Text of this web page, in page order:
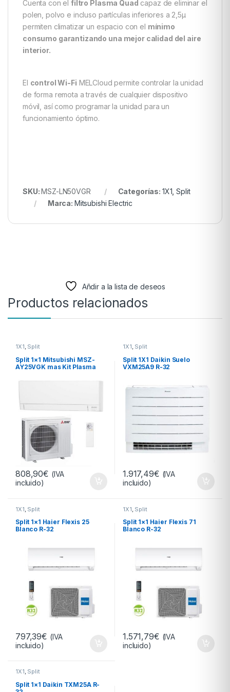
Cuenta con elfiltro Plasma Quad capaz de eliminar el
polen, polvo e incluso partículas inferiores a 2,5μ
permiten climatizar un espacio con el mínimo
consumo garantizando una mejor calidad del aire
interior.
El control Wi-Fi MELCloud permite controlar la unidad
de forma remota a través de cualquier dispositivo
móvil, así como programar la unidad para un
funcionamiento óptimo.
SKU: MSZ-LN50VGR Categorías: 1X1,Split
Marca: Mitsubishi Electric
Añdir a la lista de deseos
Productos relacionados
1X1, Split
Split 1×1 Mitsubishi MSZ-
AY25VGK mas Kit Plasma
808,90€ (IVA
incluido)
1X1, Split
Split 1X1 Daikin Suelo
VXM25A9 R-32
1.917,49€ (IVA
incluido)
1X1, Split
Split 1×1 Haier Flexis 25
Blanco R-32
797,39€ (IVA
incluido)
1X1, Split
Split 1×1 Haier Flexis 71
Blanco R-32
1.571,79€ (IVA
incluido)
1X1, Split
Split 1×1 Daikin TXM25A R-